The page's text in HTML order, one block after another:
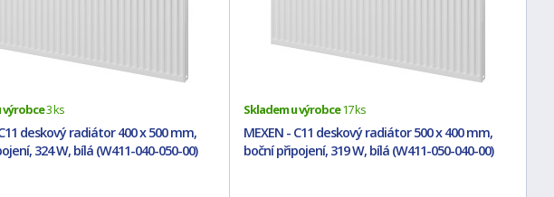
výrobce3 ks
deskový radiátor 400 x 500 mm,
324 W, bílá (W411-040-050-00)
Skladem u výrobce17 ks
MEXEN - C11 deskový radiátor 500 x 400 mm,
boční připojení, 319 W, bílá (W411-050-040-00)